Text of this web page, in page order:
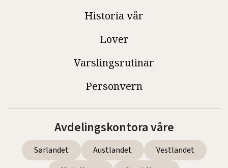
Historia vår
Lover
Varslingsrutinar
Personvern
Avdelingskontora våre
Sørlandet Austlandet
Vestlandet